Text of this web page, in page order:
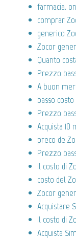
farmacia.
comprar
generico
Zocor
Quanto
Prezzo
A buon
basso
Prezzo
Acquista 10
preco de
Prezzo
Il costo di
costo del
Zocor
Acquistare
Il costo di
Acquista